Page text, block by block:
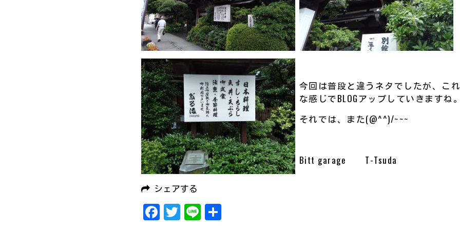
今回は普段と違うネタでしたが、こ
な感じでBLOGアップしていきますね。
それでは、また(@^^)/~~~
Bitt garage T-Tsuda
シェアする
Facebook
Twitter
Line共